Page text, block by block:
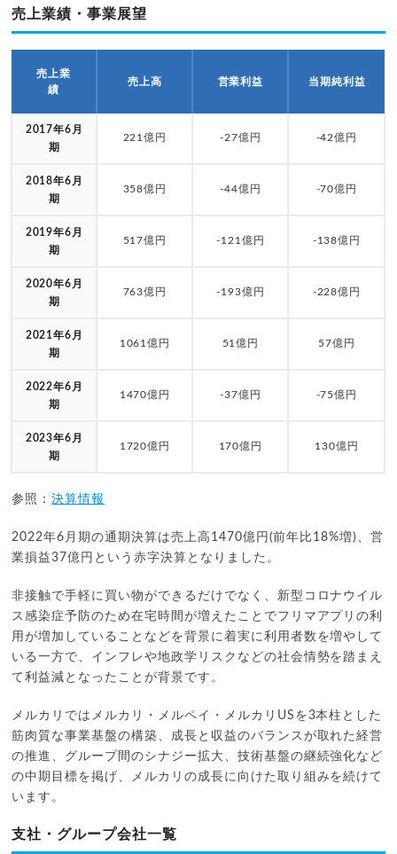
売上業績・事業展望
売上業
績
売上高 営業利益 当期純利益
2017年6月
期
221億円 -27億円 -42億円
2018年6月
期
358億円 -44億円 -70億円
2019年6月
期
517億円 -121億円 -138億円
2020年6月
期
763億円 -193億円 -228億円
2021年6月
期
1061億円 51億円 57億円
2022年6月
期
1470億円 -37億円 -75億円
2023年6月
期
1720億円 170億円 130億円
参照：決算情報
2022年6月期の通期決算は売上高1470億円(前年比18%増)、営
業損益37億円という赤字決算となりました。
非接触で手軽に買い物ができるだけでなく、新型コロナウイル
ス感染症予防のため在宅時間が増えたことでフリマアプリの利
用が増加していることなどを背景に着実に利用者数を増やして
いる一方で、インフレや地政学リスクなどの社会情勢を踏まえ
て利益減となったことが背景です。
メルカリではメルカリ・メルペイ・メルカリUSを3本柱とした
筋肉質な事業基盤の構築、成長と収益のバランスが取れた経営
の推進、グループ間のシナジー拡大、技術基盤の継続強化など
の中期目標を掲げ、メルカリの成長に向けた取り組みを続けて
います。
支社・グループ会社一覧